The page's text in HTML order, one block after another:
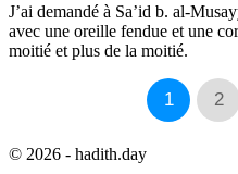
J’ai demandé à Sa’id b. al-
avec une oreille fendue et une
moitié et plus de la moitié.
1 2
© 2026 - hadith.day